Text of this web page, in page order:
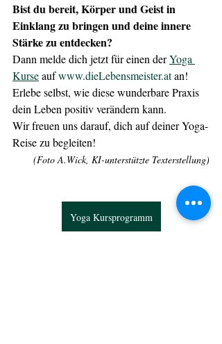
Bist du bereit, Körper und Geist in
Einklang zu bringen und deine innere
Stärke zu entdecken?
Dann melde dich jetzt für einen der Yoga
Kurse auf www.dieLebensmeister.at an!
Erlebe selbst, wie diese wunderbare Praxis
dein Leben positiv verändern kann.
Wir freuen uns darauf, dich auf deiner Yoga-
Reise zu begleiten!
(Foto A.Wick, KI-unterstützte Texterstellung)
Yoga Kursprogramm